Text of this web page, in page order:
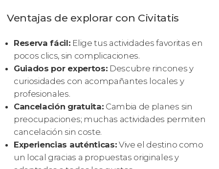
Ventajas de explorar con Civitatis
Reserva fácil: Elige tus actividades favoritas en
pocos clics, sin complicaciones.
Guiados por expertos: Descubre rincones y
curiosidades con acompañantes locales y
profesionales.
Cancelación gratuita: Cambia de planes sin
preocupaciones; muchas actividades permiten
cancelación sin coste.
Experiencias auténticas: Vive el destino como
un local gracias a propuestas originales y